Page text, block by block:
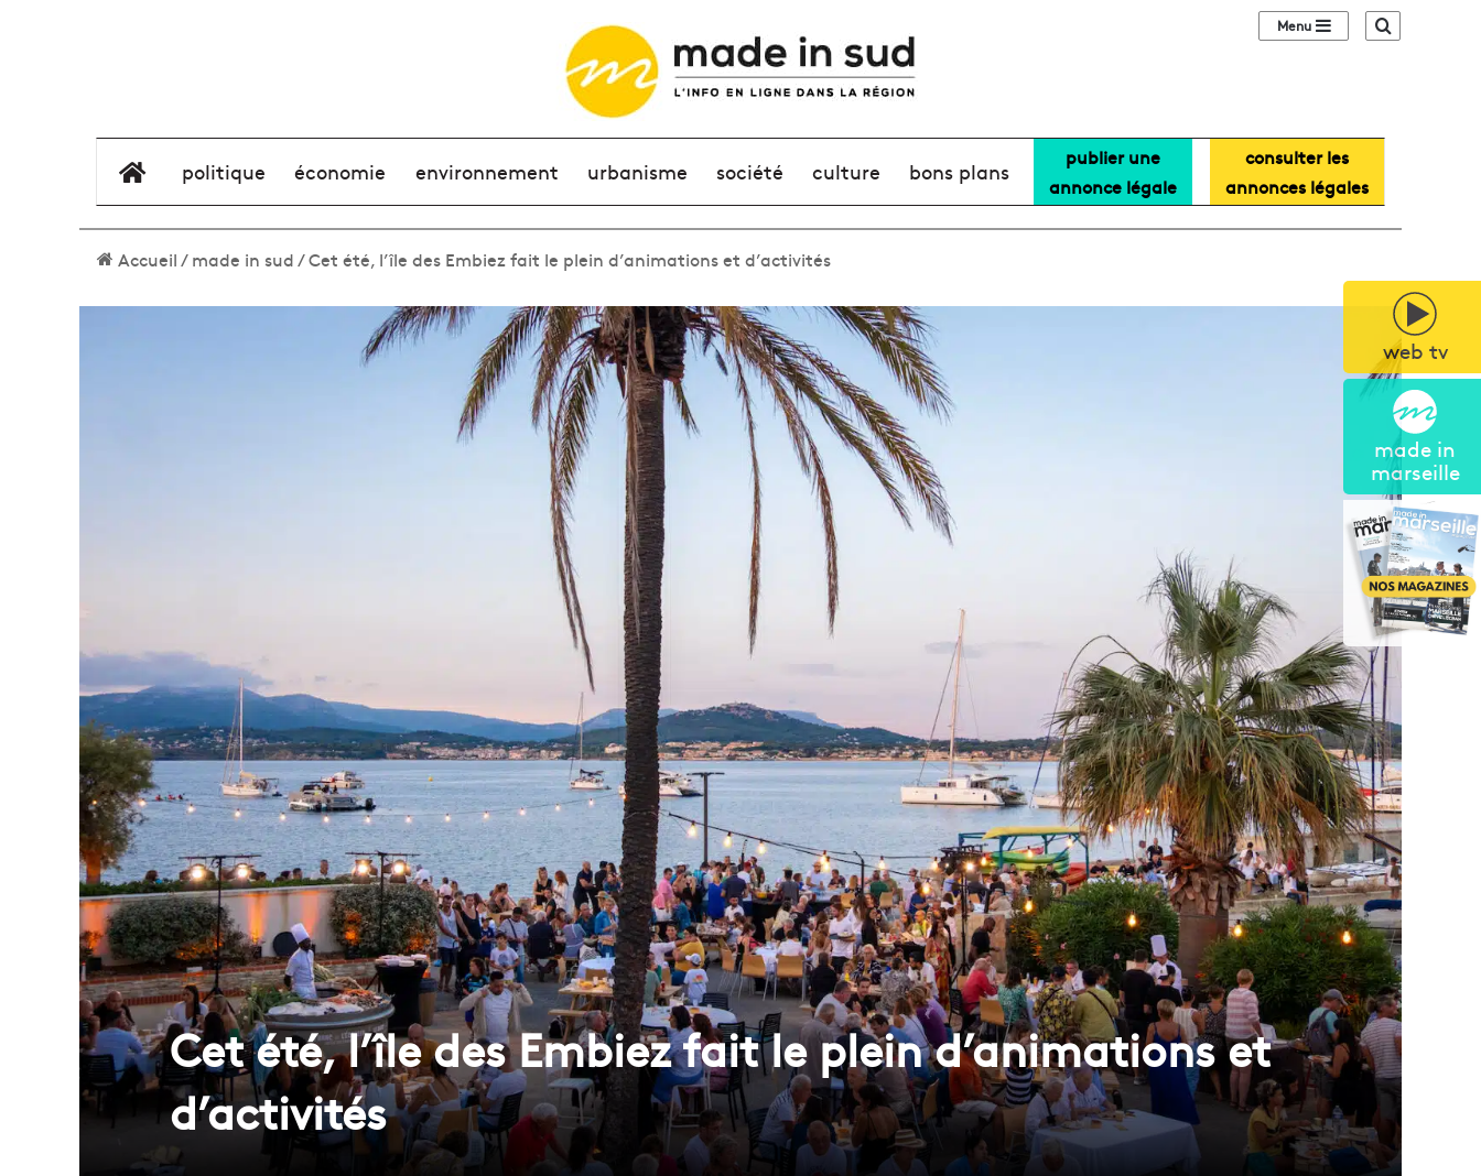
web tv
made in
marseille
Sidebar (barre
élément de menu
politique économie environnement urbanisme société culture bons plans
publier une
annonce légale
consulter les
annonces légales
Accueil/made in sud/Cet été, l’île des Embiez fait le plein d’animations et d’activités
Cet été, l’île des Embiez fait le plein d’animations et
d’activités